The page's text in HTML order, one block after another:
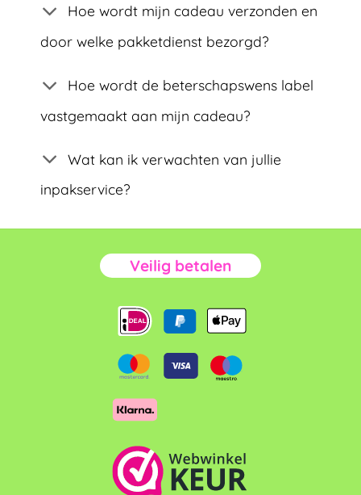
Hoe wordt mijn cadeau verzonden en
door welke pakketdienst bezorgd?
Hoe wordt de beterschapswens label
vastgemaakt aan mijn cadeau?
Wat kan ik verwachten van jullie
inpakservice?
Veilig betalen